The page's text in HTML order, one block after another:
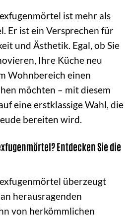
ist mehr als
Er ist ein Versprechen für
und Ästhetik. Egal, ob Sie
Ihre Küche neu
Wohnbereich einen
möchten – mit diesem
eine erstklassige Wahl, die
bereiten wird.
Entdecken Sie die
überzeugt
herausragenden
von herkömmlichen